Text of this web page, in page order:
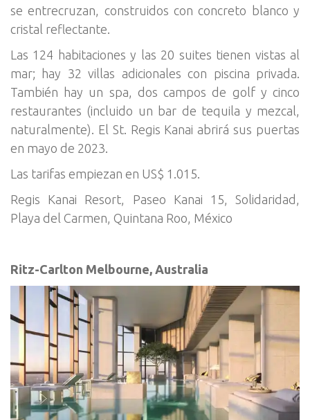
se entrecruzan, construidos con concreto blanco y
cristal reflectante.
Las 124 habitaciones y las 20 suites tienen vistas al
mar; hay 32 villas adicionales con piscina privada.
También hay un spa, dos campos de golf y cinco
restaurantes (incluido un bar de tequila y mezcal,
naturalmente). El St. Regis Kanai abrirá sus puertas
en mayo de 2023.
Las tarifas empiezan en US$ 1.015.
Regis Kanai Resort, Paseo Kanai 15, Solidaridad,
Playa del Carmen, Quintana Roo, México
Ritz-Carlton Melbourne, Australia